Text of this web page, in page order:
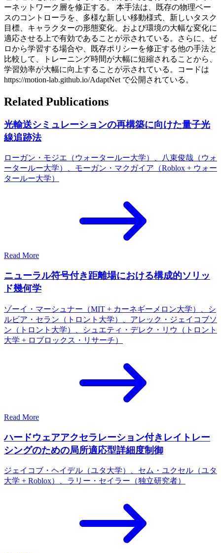
ーネットワーク層を修正する。 本手法は、既存の物理ベー
スのコントローラを、多様な新しい移動様式、新しいタスク
目標、キャラクターの形態変化、および環境の大幅な変化に
適応させる上で有効であることが示されている。さらに、ゼ
ロから学習する場合や、既存ポリシーを修正する他の手法と
比較して、トレーニング時間が大幅に短縮されることから、
学習効率が大幅に向上することが示されている。コードは
https://motion-lab.github.io/AdaptNet で公開されている。
Related Publications
光輸送シミュレーションの再構築に向けた量子光
線追跡法
ローガン・モジエ（ウォータールー大学）、八束俊哉（ウォ
ータールー大学）、モーガン・マクガイア（Roblox + ウォー
タールー大学）
Read More
ニューラル符号付き距離場における構成的ソリッ
ド幾何学
ゾーイ・マーシュナー（MIT + カーネギーメロン大学）、シ
ルビア・セラン（トロント大学）、アレック・ジェイコブソ
ン（トロント大学）、シュエティ・デレク・リウ（トロント
大学 + ロブロックス・リサーチ）
Read More
ハードウェアアクセラレーション付きレイトレー
シングのための局所適応型詳細度制御
ジェイコブ・ヘイデル（ユタ大学）、セム・ユクセル（ユタ
大学 + Roblox）、ラリー・セイラー（独立研究者）